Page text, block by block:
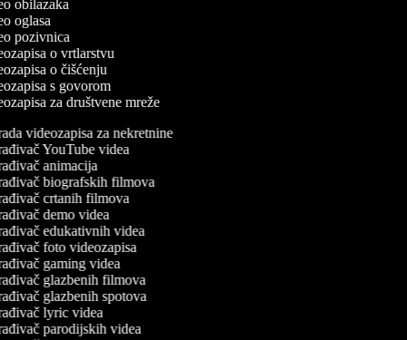
obilazaka
oglasa
pozivnica
o vrtlarstvu
o čišćenju
s govorom
za društvene mreže
videozapisa za nekretnine
YouTube videa
animacija
biografskih filmova
crtanih filmova
demo videa
edukativnih videa
foto videozapisa
gaming videa
glazbenih filmova
glazbenih spotova
lyric videa
parodijskih videa